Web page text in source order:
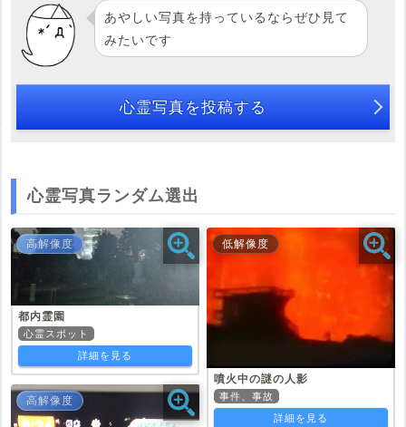
あやしい写真を持っているならぜひ見て
みたいです
心霊写真を投稿する
心霊写真ランダム選出
高解像度
都内霊園
心霊スポット
詳細を見る
高解像度
低解像度
噴火中の謎の人影
事件、事故
詳細を見る